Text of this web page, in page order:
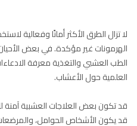
لا تزال الطرق الأكثر أمانًا وفعالية
الهرمونات غير مؤكدة.في بعض
الطب العشبي والتغذية معرفة
العلمية حول الأعشاب.
قد تكون بعض العلاجات العشبية آمنة
قد يكون الأشخاص الحوامل،